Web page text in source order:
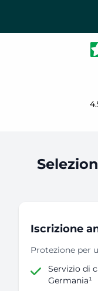
Iscrizione
Protezione per
Servizio di
Germania¹